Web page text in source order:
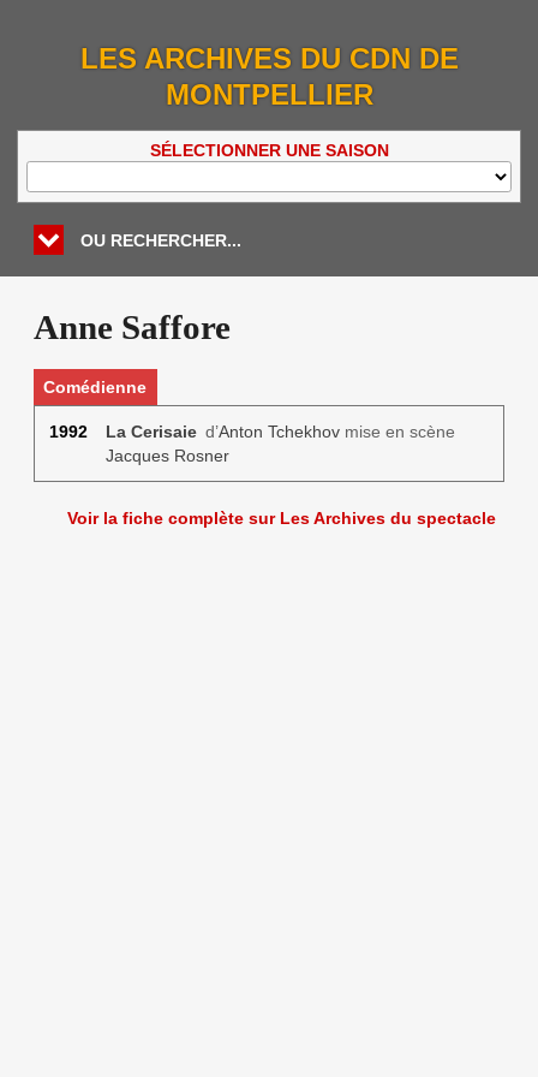
LES ARCHIVES DU CDN DE
MONTPELLIER
SÉLECTIONNER UNE SAISON
OU RECHERCHER...
Anne Saffore
Comédienne
1992 La Cerisaied’Anton Tchekhovmise en scène
Jacques Rosner
Voir la fiche complète sur Les Archives du spectacle